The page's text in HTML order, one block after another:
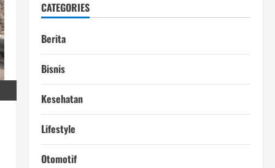
CATEGORIES
Berita
Bisnis
Kesehatan
Lifestyle
Otomotif